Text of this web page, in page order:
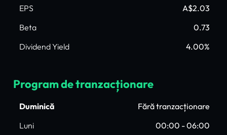
EPS
A$2.03
Beta
0.73
Dividend Yield
4.00%
Program de tranzacționare
Duminică
Fără tranzacționare
Luni
00:00 - 06:00